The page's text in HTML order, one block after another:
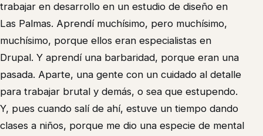
trabajar en desarrollo en un estudio de diseño en
Las Palmas. Aprendí muchísimo, pero muchísimo,
muchísimo, porque ellos eran especialistas en
Drupal. Y aprendí una barbaridad, porque eran una
pasada. Aparte, una gente con un cuidado al detalle
para trabajar brutal y demás, o sea que estupendo.
Y, pues cuando salí de ahí, estuve un tiempo dando
clases a niños, porque me dio una especie de mental